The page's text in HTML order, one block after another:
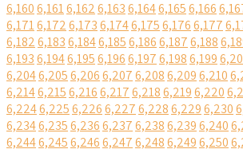
6,1606,1616,1626,1636,1646,1656,166
6,1716,1726,1736,1746,1756,1766,177
6,1826,1836,1846,1856,1866,1876,188
6,1936,1946,1956,1966,1976,1986,199
6,2046,2056,2066,2076,2086,2096,210
6,2146,2156,2166,2176,2186,2196,220
6,2246,2256,2266,2276,2286,2296,230
6,2346,2356,2366,2376,2386,2396,240
6,2446,2456,2466,2476,2486,2496,250